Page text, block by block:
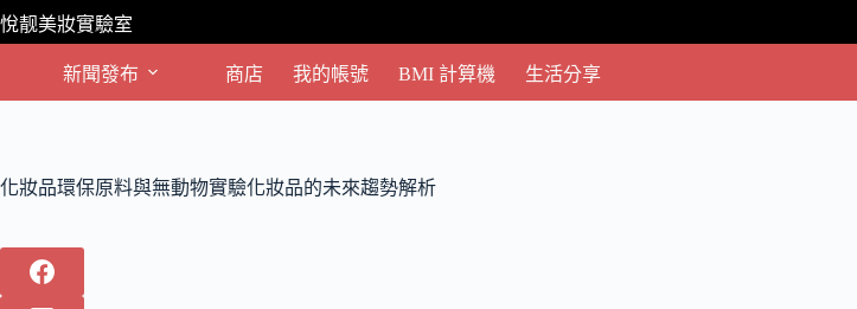
跳
至
要
悅靓美妝實驗室
新聞發布 商店 我的帳號 BMI 計算機 生活分享
化妝品環保原料與無動物實驗化妝品的未來趨勢解析